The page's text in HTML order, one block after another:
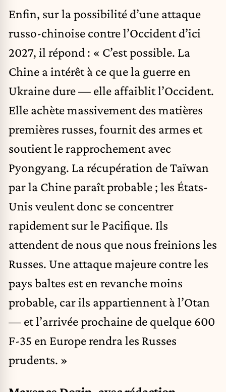
Enfin, sur la possibilité d’une attaque
russo-chinoise contre l’Occident d’ici
2027, il répond : « C’est possible. La
Chine a intérêt à ce que la guerre en
Ukraine dure — elle affaiblit l’Occident.
Elle achète massivement des matières
premières russes, fournit des armes et
soutient le rapprochement avec
Pyongyang. La récupération de Taïwan
par la Chine paraît probable ; les États-
Unis veulent donc se concentrer
rapidement sur le Pacifique. Ils
attendent de nous que nous freinions les
Russes. Une attaque majeure contre les
pays baltes est en revanche moins
probable, car ils appartiennent à l’Otan
— et l’arrivée prochaine de quelque 600
F-35 en Europe rendra les Russes
prudents. »